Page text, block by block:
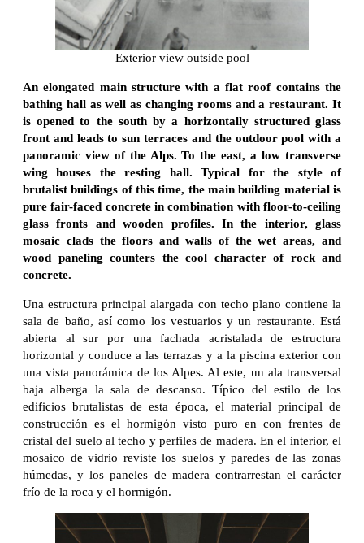
Exterior view outside pool
An elongated main structure with a flat roof contains the
bathing hall as well as changing rooms and a restaurant. It
is opened to the south by a horizontally structured glass
front and leads to sun terraces and the outdoor pool with a
panoramic view of the Alps. To the east, a low transverse
wing houses the resting hall. Typical for the style of
brutalist buildings of this time, the main building material is
pure fair-faced concrete in combination with floor-to-ceiling
glass fronts and wooden profiles. In the interior, glass
mosaic clads the floors and walls of the wet areas, and
wood paneling counters the cool character of rock and
concrete.
Una estructura principal alargada con techo plano contiene la
sala de baño, así como los vestuarios y un restaurante. Está
abierta al sur por una fachada acristalada de estructura
horizontal y conduce a las terrazas y a la piscina exterior con
una vista panorámica de los Alpes. Al este, un ala transversal
baja alberga la sala de descanso. Típico del estilo de los
edificios brutalistas de esta época, el material principal de
construcción es el hormigón visto puro en con frentes de
cristal del suelo al techo y perfiles de madera. En el interior, el
mosaico de vidrio reviste los suelos y paredes de las zonas
húmedas, y los paneles de madera contrarrestan el carácter
frío de la roca y el hormigón.